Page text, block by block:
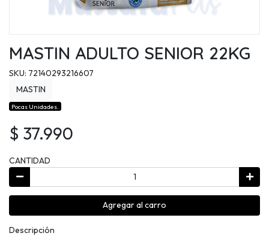
MASTIN ADULTO SENIOR 22KG
SKU: 72140293216607
MASTIN
Pocas Unidades.
$ 37.990
CANTIDAD
Agregar al carro
Descripción